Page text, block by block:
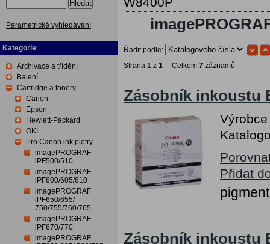
Hledat
Parametrické vyhledávání
Kategorie
Archivace a třídění
Balení
Cartridge a tonery
Canon
Epson
Hewlett-Packard
OKI
Pro Canon ink plotry
imagePROGRAF
iPF500/510
imagePROGRAF
iPF600/605/610
imagePROGRAF
iPF650/655/
750/755/760/765
imagePROGRAF
iPF670/770
imagePROGRAF
Řadit podle:
Strana 1 z 1 Celkem 7 záznamů
Zásobník inkoustu
Přidat
Zásobník inkoustu